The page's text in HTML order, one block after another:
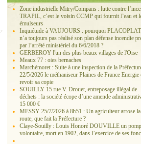
Zone industrielle Mitry/Compans : lutte contre
TRAPIL, c’est le voisin CCMP qui fournit l’eau et
émulseurs
Inquiétude à VAUJOURS : pourquoi
n’a toujours pas réalisé son plan défense incendie
par l’arrêté ministériel du 6/6/2018 ?
GERBEROY l'un des plus beaux villages de l'Oise
Meaux 77 : oies bernaches
Marchémoret : Suite à une inspection de la
22/5/2026 le méthaniseur Plaines de France Energie
revoir sa copie
SOUILLY 15 rue V. Drouet, entreposage illégal de
déchets : la société écope d’une amende
15 000 €
MESSY 25/7/2026 à 8h51 : Un agriculteur arrose la
route, que fait la Préfecture ?
Claye-Souilly : Louis Honoré DOUVILLE un
volontaire, mort en 1902, dans l’exercice de ses